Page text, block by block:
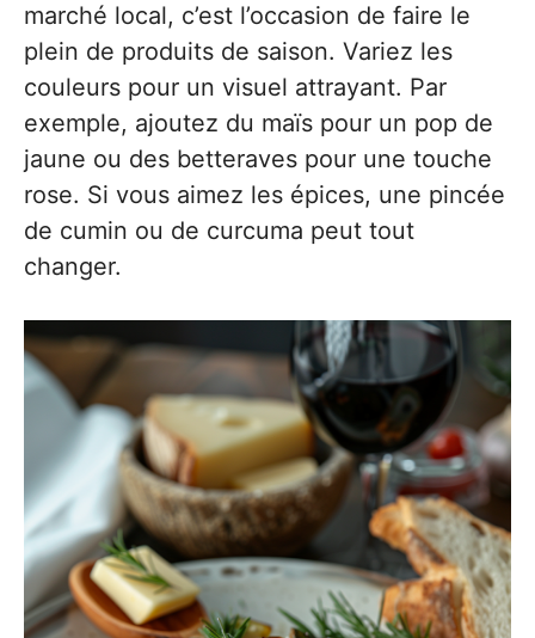
marché local, c’est l’occasion de faire le
plein de produits de saison. Variez les
couleurs pour un visuel attrayant. Par
exemple, ajoutez du maïs pour un pop de
jaune ou des betteraves pour une touche
rose. Si vous aimez les épices, une pincée
de cumin ou de curcuma peut tout
changer.